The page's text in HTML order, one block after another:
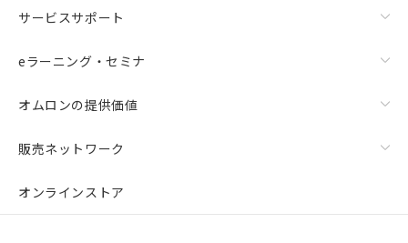
サービスサポート
eラーニング・セミナ
オムロンの提供価値
販売ネットワーク
オンラインストア